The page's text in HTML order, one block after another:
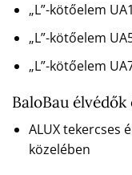
„L”-kötőelem
„L”-kötőelem
„L”-kötőelem
BaloBau
ALUX tekercses
közelében